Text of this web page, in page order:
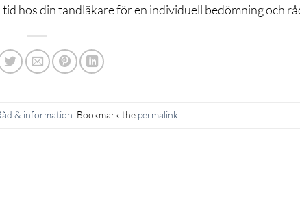
hos din tandläkare för en individuell bedömning och
& information . Bookmark the permalink